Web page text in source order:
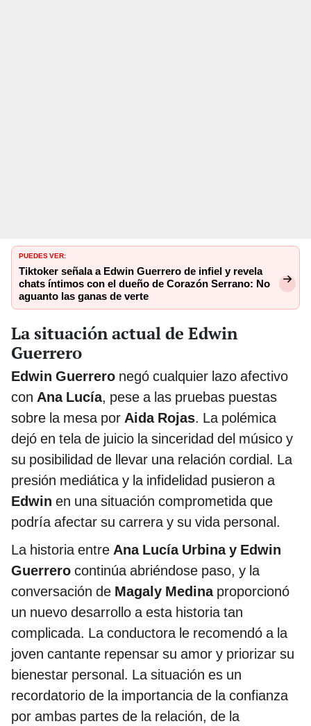
PUEDES VER:
Tiktoker señala a Edwin Guerrero de infiel y revela
chats íntimos con el dueño de Corazón Serrano: No
aguanto las ganas de verte
La situación actual de Edwin
Guerrero
Edwin Guerrero negó cualquier lazo afectivo
con Ana Lucía, pese a las pruebas puestas
sobre la mesa por Aida Rojas. La polémica
dejó en tela de juicio la sinceridad del músico y
su posibilidad de llevar una relación cordial. La
presión mediática y la infidelidad pusieron a
Edwin en una situación comprometida que
podría afectar su carrera y su vida personal.
La historia entre Ana Lucía Urbina y Edwin
Guerrero continúa abriéndose paso, y la
conversación de Magaly Medina proporcionó
un nuevo desarrollo a esta historia tan
complicada. La conductora le recomendó a la
joven cantante repensar su amor y priorizar su
bienestar personal. La situación es un
recordatorio de la importancia de la confianza
por ambas partes de la relación, de la